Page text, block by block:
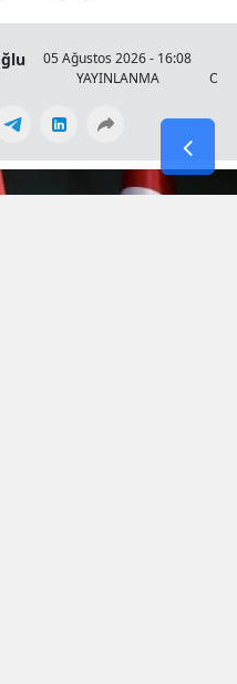
05 Ağustos 2026 - 16:08
YAYINLANMA